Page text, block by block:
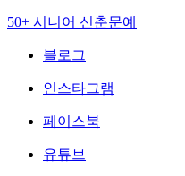
50+ 시니어 신춘문예
블로그
인스타그램
페이스북
유튜브